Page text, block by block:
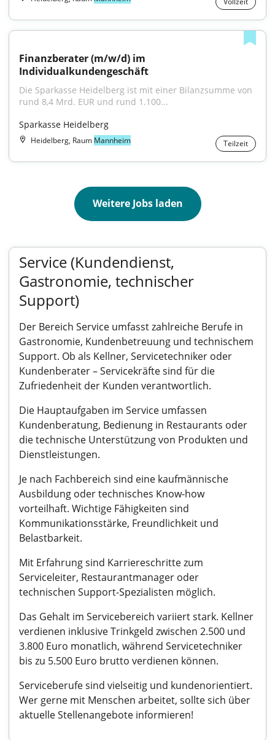
Finanzberater (m/w/d) im
Individualkundengeschäft
Die Sparkasse Heidelberg ist mit einer Bilanzsumme von
rund 8,4 Mrd. EUR und rund 1.100...
Sparkasse Heidelberg
Heidelberg, Raum Mannheim Teilzeit
Weitere Jobs laden
Service (Kundendienst,
Gastronomie, technischer
Support)
Der Bereich Service umfasst zahlreiche Berufe in
Gastronomie, Kundenbetreuung und technischem
Support. Ob als Kellner, Servicetechniker oder
Kundenberater – Servicekräfte sind für die
Zufriedenheit der Kunden verantwortlich.
Die Hauptaufgaben im Service umfassen
Kundenberatung, Bedienung in Restaurants oder
die technische Unterstützung von Produkten und
Dienstleistungen.
Je nach Fachbereich sind eine kaufmännische
Ausbildung oder technisches Know-how
vorteilhaft. Wichtige Fähigkeiten sind
Kommunikationsstärke, Freundlichkeit und
Belastbarkeit.
Mit Erfahrung sind Karriereschritte zum
Serviceleiter, Restaurantmanager oder
technischen Support-Spezialisten möglich.
Das Gehalt im Servicebereich variiert stark. Kellner
verdienen inklusive Trinkgeld zwischen 2.500 und
3.800 Euro monatlich, während Servicetechniker
bis zu 5.500 Euro brutto verdienen können.
Serviceberufe sind vielseitig und kundenorientiert.
Wer gerne mit Menschen arbeitet, sollte sich über
aktuelle Stellenangebote informieren!